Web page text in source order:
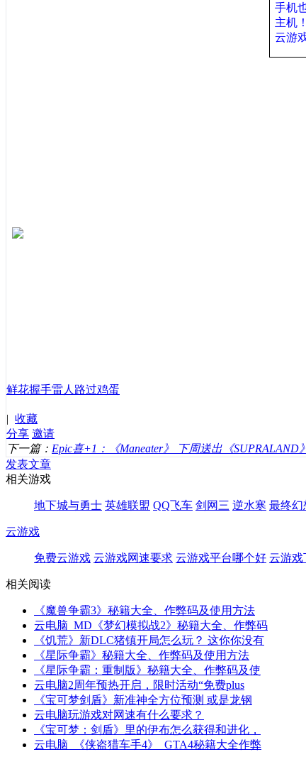
手机
主机
云游
鲜花握手雷人 路过鸡蛋
| 收藏
分享 邀请
下一篇： Epic喜+1：《Maneater》 下周送出《SUPRALAND》
发表文章
相关游戏
地下城与勇士 英雄联盟 QQ飞车 剑网三 逆水寒 最终幻
云游戏
免费云游戏 云游戏网速要求 云游戏平台哪个好 云游戏
相关阅读
《魔兽争霸3》秘籍大全、作弊码及使用方法
云电脑_MD《梦幻模拟战2》秘籍大全、作弊码
《饥荒》新DLC猪镇开局怎么玩？ 这你你没有
《星际争霸》秘籍大全、作弊码及使用方法
《星际争霸：重制版》秘籍大全、作弊码及使
云电脑2周年预热开启，限时活动“免费plus
《宝可梦剑盾》新准神全方位预测 或是龙钢
云电脑玩游戏对网速有什么要求？
《宝可梦：剑盾》里的伊布怎么获得和进化，
云电脑_《侠盗猎车手4》_GTA4秘籍大全作弊